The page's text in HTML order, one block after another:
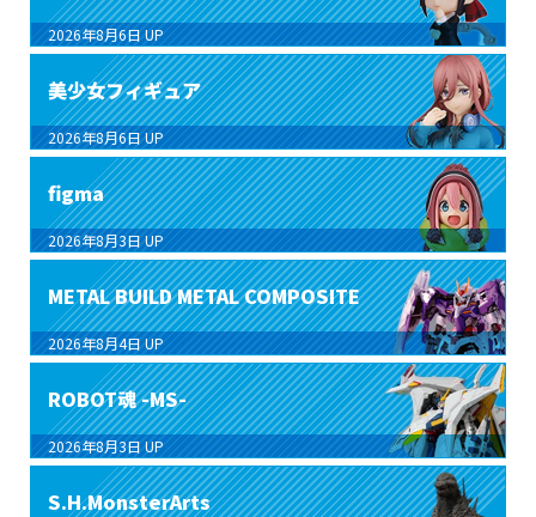
2026年8月6日 UP
美少女フィギュア
2026年8月6日 UP
figma
2026年8月3日 UP
METAL BUILD METAL COMPOSITE
2026年8月4日 UP
ROBOT魂 -MS-
2026年8月3日 UP
S.H.MonsterArts